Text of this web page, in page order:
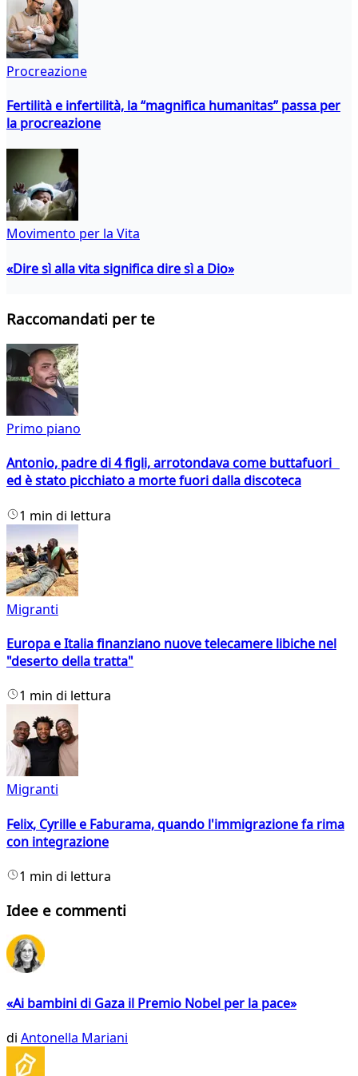
Procreazione
Fertilità e infertilità, la “magnifica humanitas” passa per
la procreazione
Movimento per la Vita
«Dire sì alla vita significa dire sì a Dio»
Raccomandati per te
Primo piano
Antonio, padre di 4 figli, arrotondava come buttafuori
ed è stato picchiato a morte fuori dalla discoteca
1 min di lettura
Migranti
Europa e Italia finanziano nuove telecamere libiche nel
"deserto della tratta"
1 min di lettura
Migranti
Felix, Cyrille e Faburama, quando l'immigrazione fa rima
con integrazione
1 min di lettura
Idee e commenti
«Ai bambini di Gaza il Premio Nobel per la pace»
di Antonella Mariani